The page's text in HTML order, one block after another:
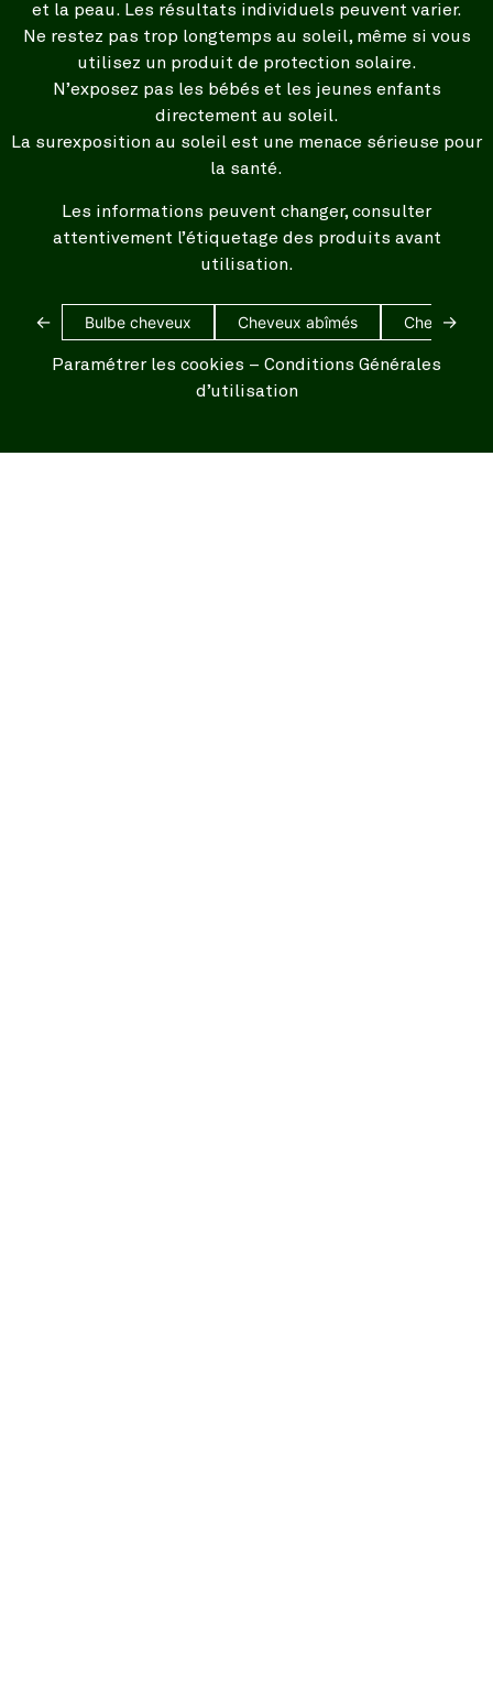
et la peau. Les résultats individuels peuvent varier.
Ne restez pas trop longtemps au soleil, même si vous
utilisez un produit de protection solaire.
N’exposez pas les bébés et les jeunes enfants
directement au soleil.
La surexposition au soleil est une menace sérieuse pour
la santé.
Les informations peuvent changer, consulter
attentivement l’étiquetage des produits avant
utilisation.
← Bulbe cheveux Cheveux abîmés Cheveux
→
Paramétrer les cookies – Conditions Générales
d’utilisation